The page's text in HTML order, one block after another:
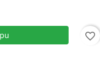
favorite_border